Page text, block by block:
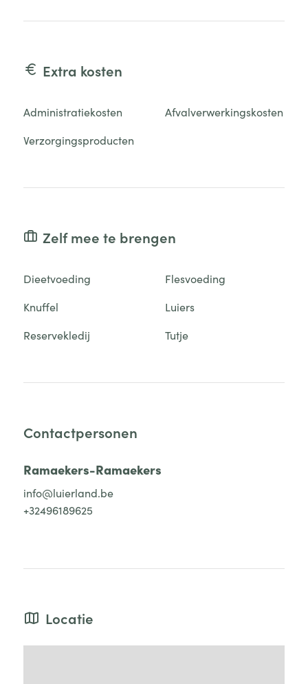
Extra kosten
Administratiekosten
Afvalverwerkingskosten
Verzorgingsproducten
Zelf mee te brengen
Dieetvoeding
Flesvoeding
Knuffel
Luiers
Reservekledij
Tutje
Contactpersonen
Ramaekers-Ramaekers
info@luierland.be
+32496189625
Locatie